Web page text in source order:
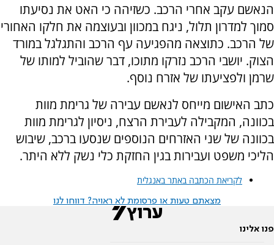
הנאשם עקב אחרי הרכב. כשזיהה כי האט את נסיעתו
סמוך למדרון תלול, ניגח במכוון ובעוצמה את חלקו האחורי
של הרכב. כתוצאה מהפגיעה עף הרכב והתגלגל במורד
הצוק. יושבי הרכב נזרקו מתוכו, דבר שהוביל למותו של
שרמן ולפציעתו של אזרח נוסף.
כתב האישום מייחס לנאשם עבירה של גרימת מוות
בכוונה, המקבילה לעבירת הרצח, ניסיון לגרימת מוות
בכוונה של שני האזרחים הנוספים שנסעו ברכב, שיבוש
הליכי משפט ועבירות בגין החזקת כלי נשק ללא היתר.
לקריאת הכתבה באתר באנגלית
מצאתם טעות או פרסומת לא ראויה? דווחו לנו
פנו אלינו